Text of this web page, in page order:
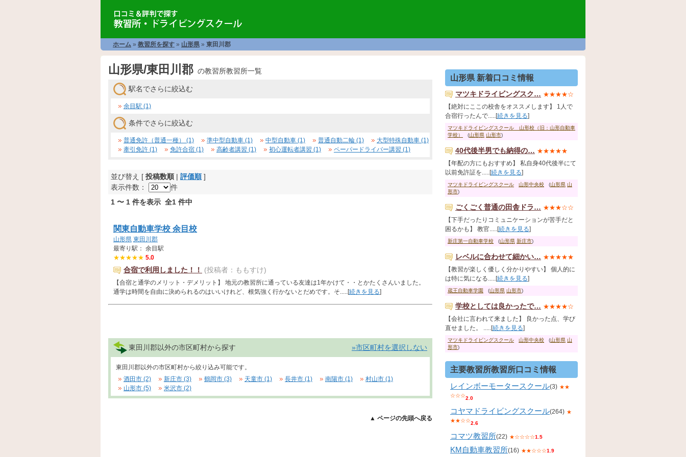
ホーム » 教習所を探す » 山形県 » 東田川郡
山形県/東田川郡 の教習所教習所一覧
駅名でさらに絞込む
余目駅 (1)
条件でさらに絞込む
普通免許（普通一種） (1) 準中型自動車 (1) 中型自動車 (1) 普通自動二輪 (1)
大型特殊自動車 (1)
牽引免許 (1)
免許合宿 (1) 高齢者講習 (1) 初心運転者講習 (1) ペーパードライバー講習 (1)
並び替え [ 投稿数順| 評価順]
表示件数：
件
1 〜 1 件を表示 全1 件中
関東自動車学校 余目校
山形県 東田川郡
最寄り駅： 余目駅
★★★★★ 5.0
合宿で利用しました！！ (投稿者：ももすけ)
【合宿と通学のメリット・デメリット】 地元の教習所に通っている友達は1年かけて・・とかたくさんいました。
通学は時間を自由に決められるのはいいけれど、根気強く行かないとだめです。そ.....[続きを見る]
東田川郡以外の市区町村から探す »市区町村を選択しない
東田川郡以外の市区町村から絞り込み可能です。
酒田市 (2)
新庄市 (3) 鶴岡市 (3) 天童市 (1) 長井市 (1) 南陽市 (1)
村山市 (1)
山形市 (5)
米沢市 (2)
▲ ページの先頭へ戻る
山形県 新着口コミ情報
マツキドライビングスク… ★★★★☆
【絶対にここの校舎をオススメします】 1人で
合宿行ったんで.....[続きを見る]
マツキドライビングスクール 山形校（旧：山形自動車
学校）
(山形県 山形市)
40代後半男でも納得の… ★★★★★
【年配の方にもおすすめ】 私自身40代後半にて
以前免許証を.....[続きを見る]
マツキドライビングスクール 山形中央校 (山形県 山
形市)
ごくごく普通の田舎ドラ… ★★★☆☆
【下手だったりコミュニケーションが苦手だと
困るかも】 教官.....[続きを見る]
新庄第一自動車学校 (山形県 新庄市)
レベルに合わせて細かい… ★★★★★
【教習が楽しく優しく分かりやすい】 個人的に
は特に気になる.....[続きを見る]
蔵王自動車学園 (山形県 山形市)
学校としては良かったで… ★★★★☆
【会社に言われて来ました】 良かった点、学び
直せました。 .....[続きを見る]
マツキドライビングスクール 山形中央校 (山形県 山
形市)
主要教習所教習所口コミ情報
レインボーモータースクール(3) ★★
☆☆☆2.0
コヤマドライビングスクール(264) ★
★★☆☆2.6
コマツ教習所(22) ★☆☆☆☆1.5
KM自動車教習所(16) ★★☆☆☆1.9